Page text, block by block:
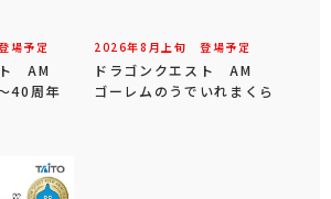
場予定
ト AM
40周年
2026年8 月 上旬 登場予定
ドラゴンクエスト AM
ゴーレムのうでいれまくら